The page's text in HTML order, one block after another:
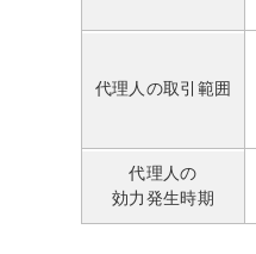
代理人の取引範囲
代理人の
効力発生時期